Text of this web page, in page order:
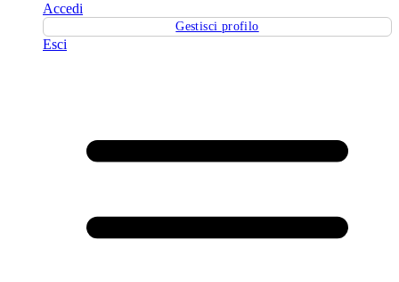
Accedi
Gestisci profilo
Esci